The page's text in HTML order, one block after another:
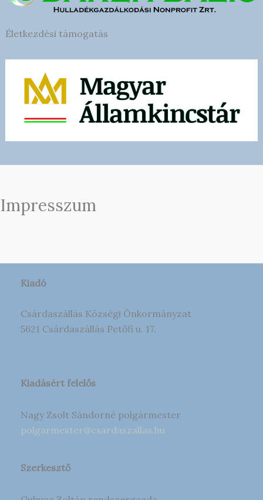
Életkezdési támogatás
Impresszum
Kiadó
Csárdaszállás Községi Önkormányzat
5621 Csárdaszállás Petőfi u. 17.
Kiadásért felelős
Nagy Zsolt Sándorné polgármester
polgarmester@csardaszallas.hu
Szerkesztő